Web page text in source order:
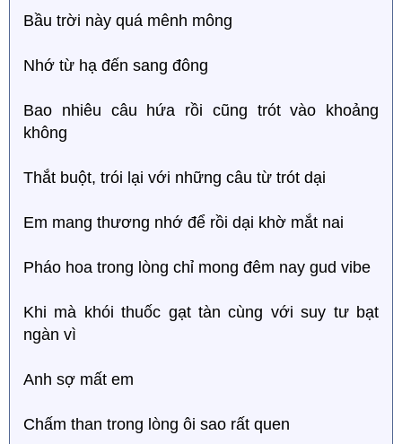
Bầu trời này quá mênh mông
Nhớ từ hạ đến sang đông
Bao nhiêu câu hứa rồi cũng trót vào khoảng
không
Thắt buột, trói lại với những câu từ trót dại
Em mang thương nhớ để rồi dại khờ mắt nai
Pháo hoa trong lòng chỉ mong đêm nay gud vibe
Khi mà khói thuốc gạt tàn cùng với suy tư bạt
ngàn vì
Anh sợ mất em
Chấm than trong lòng ôi sao rất quen